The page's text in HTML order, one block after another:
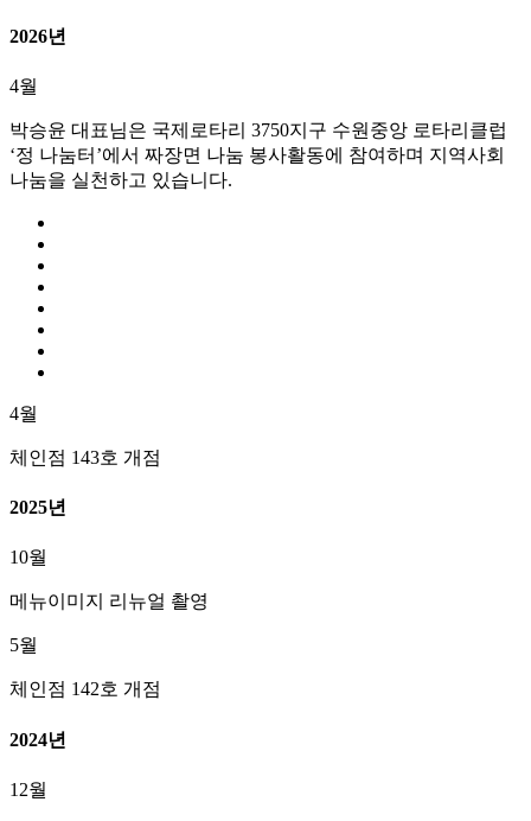
2026년
4월
박승윤 대표님은 국제로타리 3750지구 수원중앙 로타리클럽
‘정 나눔터’에서 짜장면 나눔 봉사활동에 참여하며 지역사회
나눔을 실천하고 있습니다.
4월
체인점 143호 개점
2025년
10월
메뉴이미지 리뉴얼 촬영
5월
체인점 142호 개점
2024년
12월